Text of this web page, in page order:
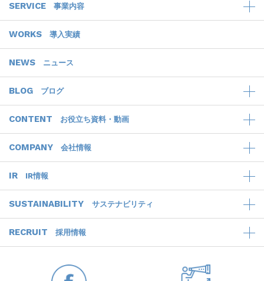
SERVICE 事業内容
WORKS 導入実績
NEWS ニュース
BLOG ブログ
CONTENT お役立ち資料・動画
COMPANY 会社情報
IR IR情報
SUSTAINABILITY サステナビリティ
RECRUIT 採用情報